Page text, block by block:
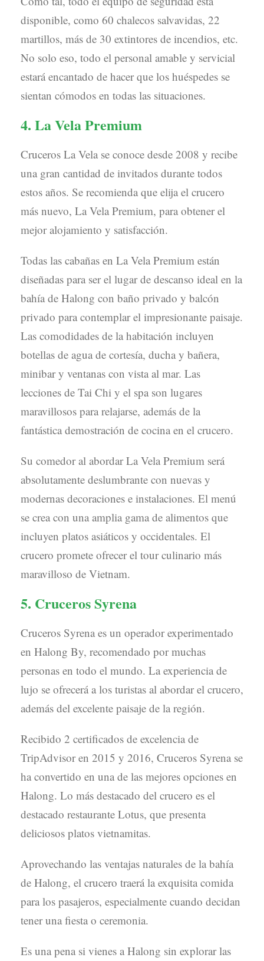
disponible, como 60 chalecos salvavidas, 22
martillos, más de 30 extintores de incendios, etc.
No solo eso, todo el personal amable y servicial
estará encantado de hacer que los huéspedes se
sientan cómodos en todas las situaciones.
4. La Vela Premium
Cruceros La Vela se conoce desde 2008 y recibe
una gran cantidad de invitados durante todos
estos años. Se recomienda que elija el crucero
más nuevo, La Vela Premium, para obtener el
mejor alojamiento y satisfacción.
Todas las cabañas en La Vela Premium están
diseñadas para ser el lugar de descanso ideal en la
bahía de Halong con baño privado y balcón
privado para contemplar el impresionante paisaje.
Las comodidades de la habitación incluyen
botellas de agua de cortesía, ducha y bañera,
minibar y ventanas con vista al mar. Las
lecciones de Tai Chi y el spa son lugares
maravillosos para relajarse, además de la
fantástica demostración de cocina en el crucero.
Su comedor al abordar La Vela Premium será
absolutamente deslumbrante con nuevas y
modernas decoraciones e instalaciones. El menú
se crea con una amplia gama de alimentos que
incluyen platos asiáticos y occidentales. El
crucero promete ofrecer el tour culinario más
maravilloso de Vietnam.
5. Cruceros Syrena
Cruceros Syrena es un operador experimentado
en Halong By, recomendado por muchas
personas en todo el mundo. La experiencia de
lujo se ofrecerá a los turistas al abordar el crucero,
además del excelente paisaje de la región.
Recibido 2 certificados de excelencia de
TripAdvisor en 2015 y 2016, Cruceros Syrena se
ha convertido en una de las mejores opciones en
Halong. Lo más destacado del crucero es el
destacado restaurante Lotus, que presenta
deliciosos platos vietnamitas.
Aprovechando las ventajas naturales de la bahía
de Halong, el crucero traerá la exquisita comida
para los pasajeros, especialmente cuando decidan
tener una fiesta o ceremonia.
Es una pena si vienes a Halong sin explorar las